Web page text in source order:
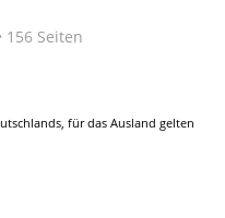
156 Seiten
für das Ausland gelten